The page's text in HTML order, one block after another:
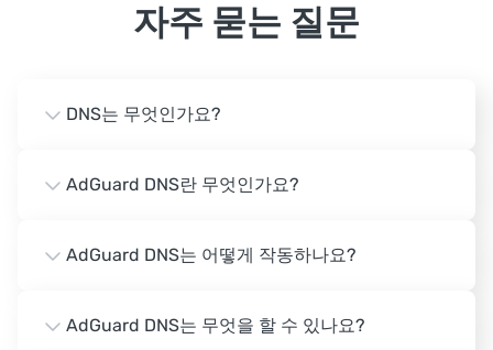
자주 묻는 질문
DNS는 무엇인가요?
AdGuard DNS란 무엇인가요?
AdGuard DNS는 어떻게 작동하나요?
AdGuard DNS는 무엇을 할 수 있나요?